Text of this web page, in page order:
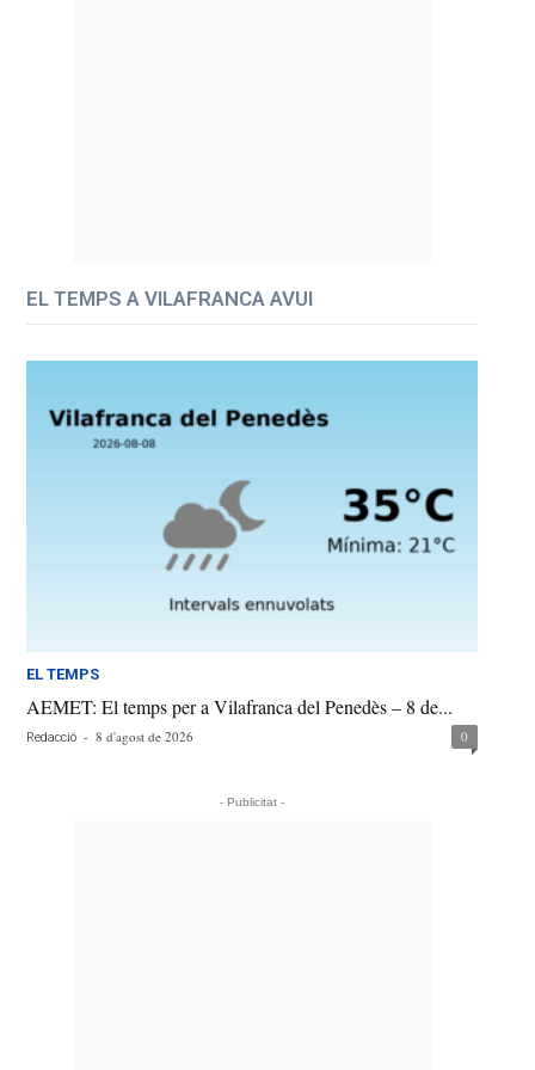
EL TEMPS A VILAFRANCA AVUI
EL TEMPS
AEMET: El temps per a Vilafranca del Penedès – 8 de...
Redacció - 8 d'agost de 2026 0
- Publicitat -